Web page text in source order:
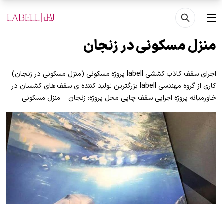
رفتن به محتوای اصلی
منو
منزل مسکونی در زنجان
اجرای سقف کاذب کششی labell پروژه مسکونی (منزل مسکونی در زنجان)
کاری از گروه مهندسی labell بزرگترین تولید کننده ی سقف های کشسان در
خاورمیانه پروژه اجرایی سقف چاپی محل پروژه: زنجان – منزل مسکونی